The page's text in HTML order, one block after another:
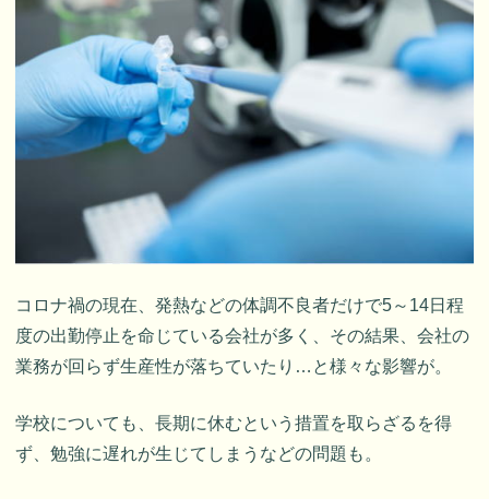
コロナ禍の現在、発熱などの体調不良者だけで5～14日程
度の出勤停止を命じている会社が多く、その結果、会社の
業務が回らず生産性が落ちていたり…と様々な影響が。
学校についても、長期に休むという措置を取らざるを得
ず、勉強に遅れが生じてしまうなどの問題も。